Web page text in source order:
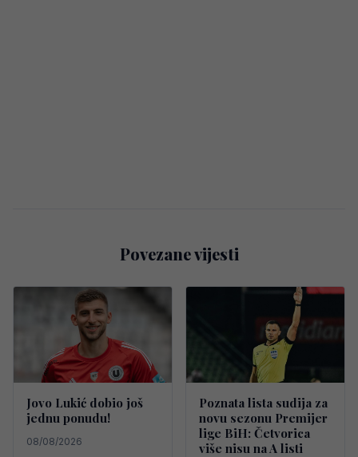
Povezane vijesti
Jovo Lukić dobio još
jednu ponudu!
08/08/2026
Poznata lista sudija za
novu sezonu Premijer
lige BiH: Četvorica
više nisu na A listi